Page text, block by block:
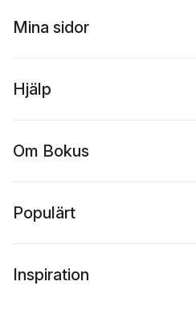
Mina sidor
Hjälp
Om Bokus
Populärt
Inspiration